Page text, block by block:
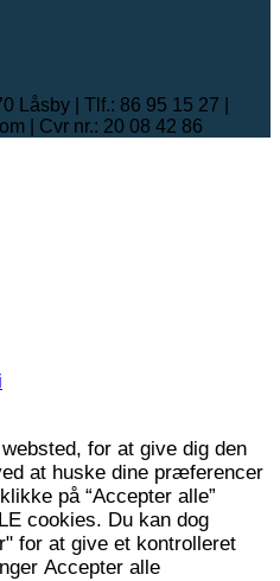
Låsby | Tlf.: 86 95 15 27 |
| Cvr nr.: 20 08 42 86
for at give dig den
at huske dine præferencer
på “Accepter alle”
cookies. Du kan dog
for at give et kontrolleret
Accepter alle